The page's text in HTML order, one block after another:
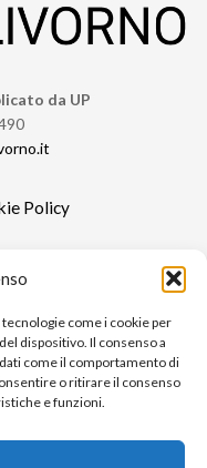
come i cookie per
dispositivo. Il consenso a
come il comportamento di
o ritirare il consenso
e funzioni.
da UP
Policy